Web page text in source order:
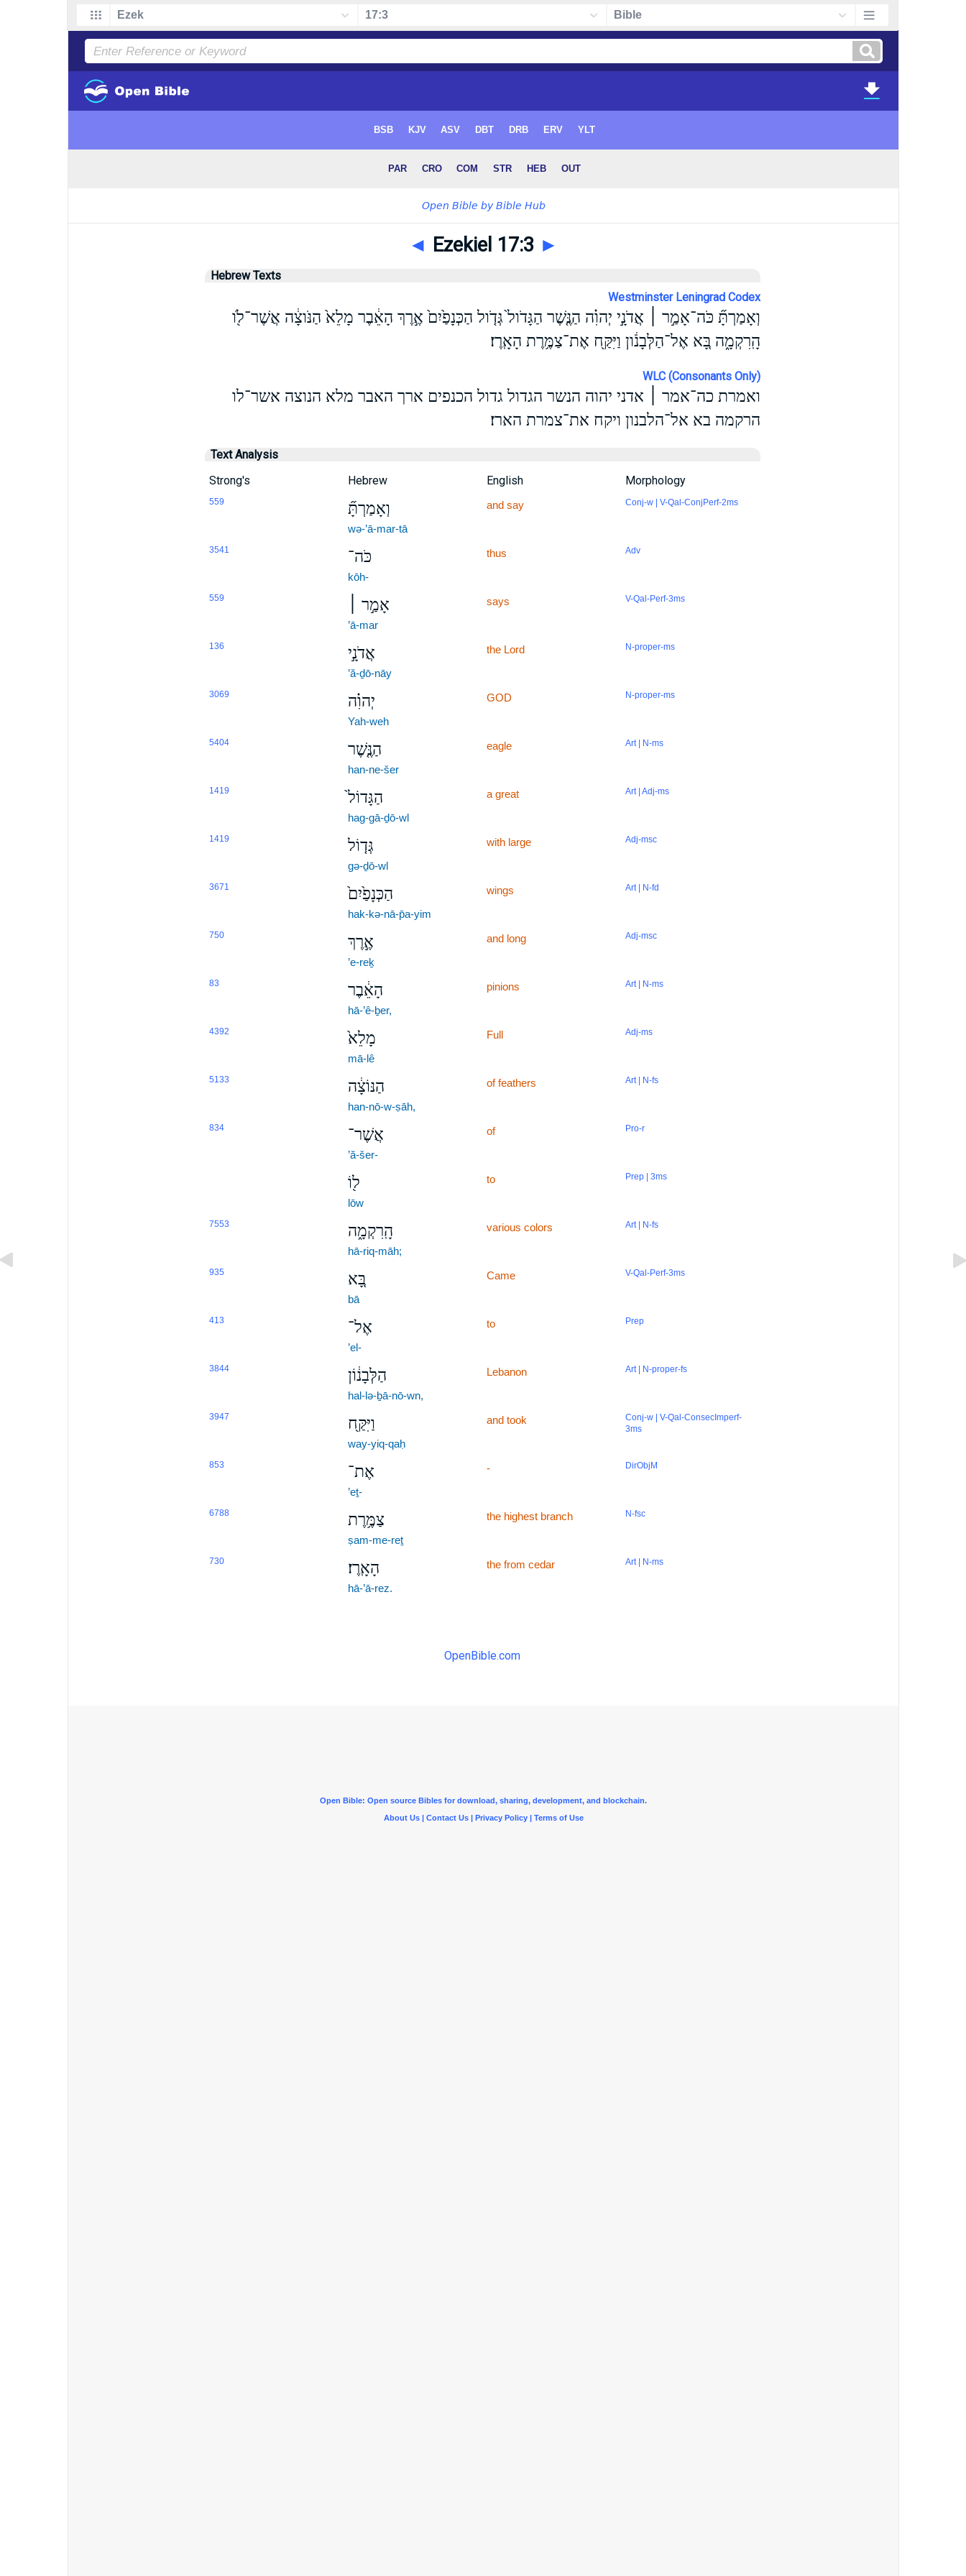
◄ Ezekiel 17:3 ►
Hebrew Texts
Westminster Leningrad Codex
וְאָמַרְתָּ֞ כֹּה־אָמַ֣ר ׀ אֲדֹנָ֣י יְהוִ֗ה הַנֶּ֤שֶׁר הַגָּדֹול֙ גְּדֹ֤ול הַכְּנָפַ֙יִם֙ אֶ֣רֶךְ הָאֵ֔בֶר מָלֵא֙ הַנֹּוצָ֔ה אֲשֶׁר־לֹ֖ו
הָֽרִקְמָ֑ה בָּ֚א אֶל־הַלְּבָנֹ֔ון וַיִּקַּ֖ח אֶת־צַמֶּ֥רֶת הָאָֽרֶז׃
WLC (Consonants Only)
ואמרת כה־אמר ׀ אדני יהוה הנשר הגדול גדול הכנפים ארך האבר מלא הנוצה אשר־לו
הרקמה בא אל־הלבנון ויקח את־צמרת הארז׃
Text Analysis
Strong's
Hebrew English Morphology
559 וְאָמַרְתָּ֞
wə-’ā-mar-tā
and say Conj-w | V-Qal-ConjPerf-2ms
3541 כֹּה־
kōh-
thus Adv
559 אָמַ֣ר ׀
’ā-mar
says V-Qal-Perf-3ms
136 אֲדֹנָ֣י
’ă-ḏō-nāy
the Lord N-proper-ms
3069 יְהוִ֗ה
Yah-weh
GOD N-proper-ms
5404 הַנֶּ֤שֶׁר
han-ne-šer
eagle Art | N-ms
1419 הַגָּדוֹל֙
hag-gā-ḏō-wl
a great Art | Adj-ms
1419 גְּד֤וֹל
gə-ḏō-wl
with large Adj-msc
3671 הַכְּנָפַ֙יִם֙
hak-kə-nā-p̄a-yim
wings Art | N-fd
750 אֶ֣רֶךְ
’e-reḵ
and long Adj-msc
83 הָאֵ֔בֶר
hā-’ê-ḇer,
pinions Art | N-ms
4392 מָלֵא֙
mā-lê
Full Adj-ms
5133 הַנּוֹצָ֔ה
han-nō-w-ṣāh,
of feathers Art | N-fs
834 אֲשֶׁר־
’ă-šer-
of Pro-r
ל֖וֹ
lōw
to Prep | 3ms
7553 הָֽרִקְמָ֑ה
hā-riq-māh;
various colors Art | N-fs
935 בָּ֚א
bā
Came V-Qal-Perf-3ms
413 אֶל־
’el-
to Prep
3844 הַלְּבָנ֔וֹן
hal-lə-ḇā-nō-wn,
Lebanon Art | N-proper-fs
3947 וַיִּקַּ֖ח
way-yiq-qaḥ
and took
Conj-w | V-Qal-ConsecImperf-
3ms
853 אֶת־
’eṯ-
- DirObjM
6788 צַמֶּ֥רֶת
ṣam-me-reṯ
the highest branch N-fsc
730 הָאָֽרֶז׃
hā-’ā-rez.
the from cedar Art | N-ms
OpenBible.com